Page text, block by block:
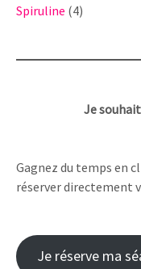
produits
Spiruline 44
Je
Gagnez du temps en
réserver directement
Je réserve ma